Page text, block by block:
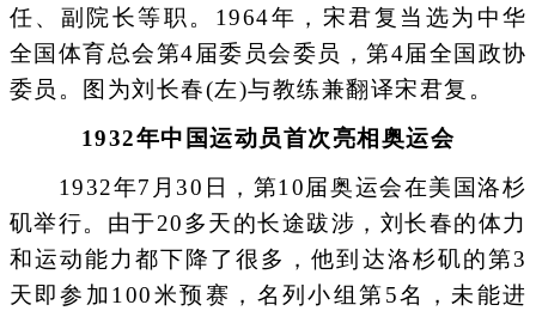
任、副院长等职。1964年，宋君复当选为中华
全国体育总会第4届委员会委员，第4届全国政协
委员。图为刘长春(左)与教练兼翻译宋君复。
1932年中国运动员首次亮相奥运会
1932年7月30日，第10届奥运会在美国洛杉
矶举行。由于20多天的长途跋涉，刘长春的体力
和运动能力都下降了很多，他到达洛杉矶的第3
天即参加100米预赛，名列小组第5名，未能进